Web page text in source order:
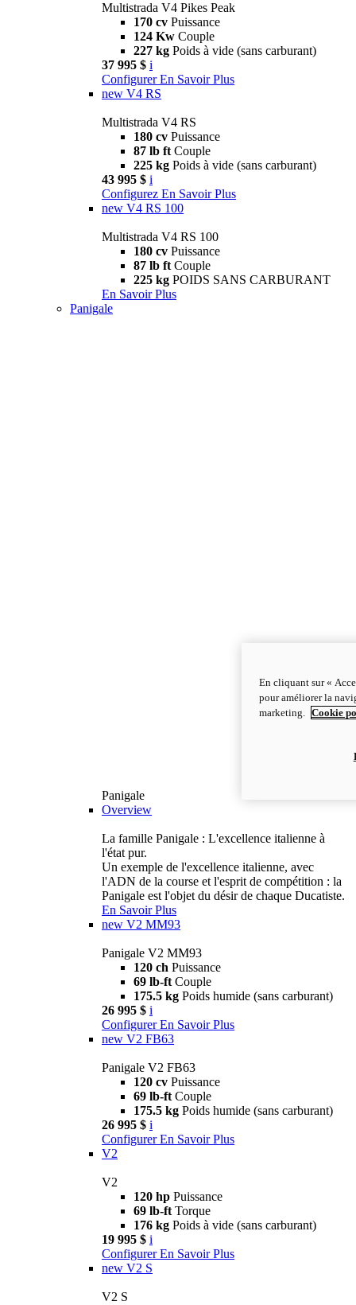
Multistrada V4 Pikes Peak
170 cv Puissance
124 Kw Couple
227 kg Poids à vide (sans carburant)
37 995 $ i
Configurer En Savoir Plus
new V4 RS
Multistrada V4 RS
180 cv Puissance
87 lb ft Couple
225 kg Poids à vide (sans carburant)
43 995 $ i
Configurez En Savoir Plus
new V4 RS 100
Multistrada V4 RS 100
180 cv Puissance
87 lb ft Couple
225 kg POIDS SANS CARBURANT
En Savoir Plus
Panigale
Panigale
Overview
La famille Panigale : L'excellence italienne à
l'état pur.
Un exemple de l'excellence italienne, avec
l'ADN de la course et l'esprit de compétition : la
Panigale est l'objet du désir de chaque Ducatiste.
En Savoir Plus
new V2 MM93
Panigale V2 MM93
120 ch Puissance
69 lb-ft Couple
175.5 kg Poids humide (sans carburant)
26 995 $ i
Configurer En Savoir Plus
new V2 FB63
Panigale V2 FB63
120 cv Puissance
69 lb-ft Couple
175.5 kg Poids humide (sans carburant)
26 995 $ i
Configurer En Savoir Plus
V2
V2
120 hp Puissance
69 lb-ft Torque
176 kg Poids à vide (sans carburant)
19 995 $ i
Configurer En Savoir Plus
new V2 S
V2 S
En cliquant sur «
pour améliorer la
marketing.
Cookie